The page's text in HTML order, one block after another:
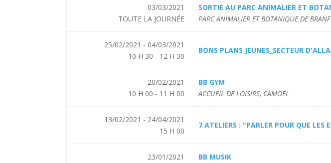
03/03/2021
TOUTE LA JOURNÉE
SORTIE AU PARC ANIMALIER ET
PARC ANIMALIER ET BOTANIQUE DE
25/02/2021 - 04/03/2021
10 H 30 - 12 H 30
BONS PLANS JEUNES_SECTEUR
20/02/2021
10 H 00 - 11 H 00
BB GYM
ACCUEIL DE LOISIRS, CAMOEL
13/02/2021 - 24/04/2021
15 H 00
7 ATELIERS : "PARLER POUR QUE LES
23/01/2021
BB MUSIK